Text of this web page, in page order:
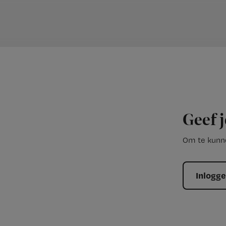
Geef
Om te